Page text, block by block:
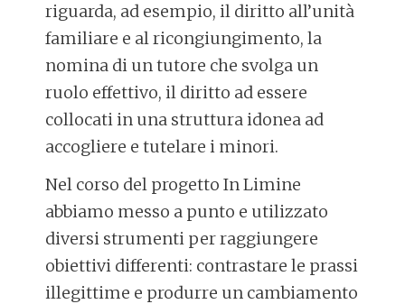
riguarda, ad esempio, il diritto all’unità
familiare e al ricongiungimento, la
nomina di un tutore che svolga un
ruolo effettivo, il diritto ad essere
collocati in una struttura idonea ad
accogliere e tutelare i minori.
Nel corso del progetto In Limine
abbiamo messo a punto e utilizzato
diversi strumenti per raggiungere
obiettivi differenti: contrastare le prassi
illegittime e produrre un cambiamento